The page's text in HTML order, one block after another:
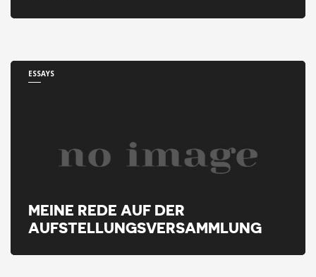
ESSAYS
MEINE REDE AUF DER
AUFSTELLUNGSVERSAMMLUNG